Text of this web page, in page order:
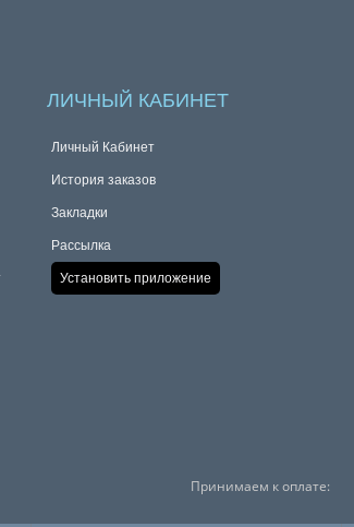
ЛИЧНЫЙ КАБИНЕТ
Личный Кабинет
История заказов
Закладки
Рассылка
Установить приложение
Принимаем к оплате: